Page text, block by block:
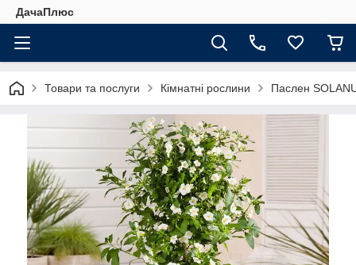
ДачаПлюс
Товари та послуги Кімнатні рослини Паслен